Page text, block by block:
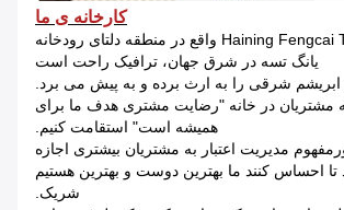
کارخانه ی ما
Haining Fengcai Textile Co., Ltd واقع در منطقه دلتای رودخانه
یانگ تسه در شرق جهان، ترافیک راحت است
ابریشم شرقی را به ارث برده و به پیش می برد.
مشتریان در خانه "رضایت مشتری هدف ما برای
همیشه است" استقامت کنیم.
مدیریت اعتبار به مشتریان بیشتری اجازه
احساس کنند ما بهترین دوست و بهترین هستیم
شریک.